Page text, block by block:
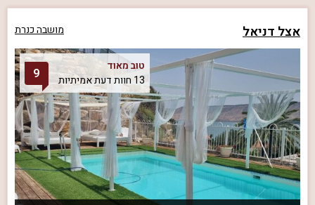
אצל דניאל מושבה כנרת
טוב מאוד
13 חוות דעת אמיתיות
9